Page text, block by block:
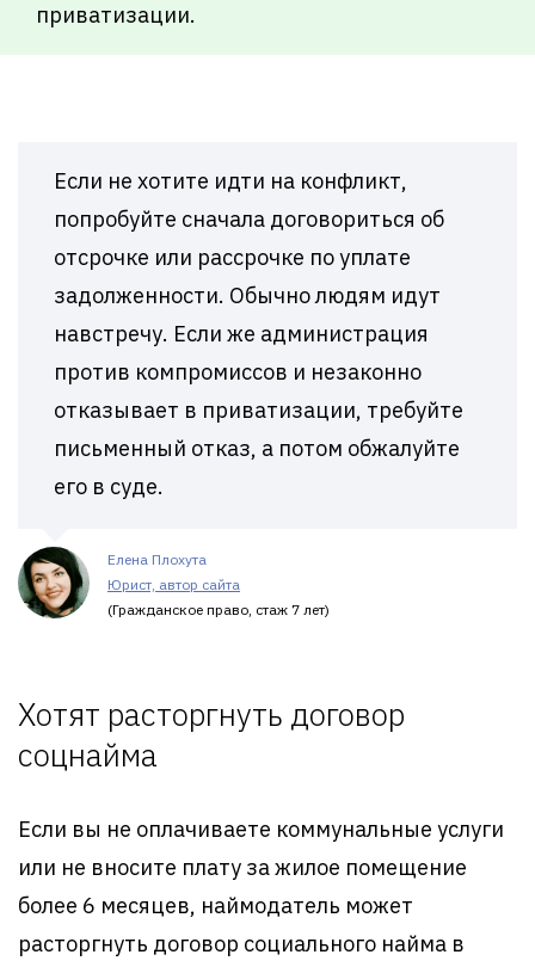
приватизации.
Если не хотите идти на конфликт,
попробуйте сначала договориться об
отсрочке или рассрочке по уплате
задолженности. Обычно людям идут
навстречу. Если же администрация
против компромиссов и незаконно
отказывает в приватизации, требуйте
письменный отказ, а потом обжалуйте
его в суде.
Елена Плохута
Юрист, автор сайта
(Гражданское право, стаж 7 лет)
Хотят расторгнуть договор
соцнайма
Если вы не оплачиваете коммунальные услуги
или не вносите плату за жилое помещение
более 6 месяцев, наймодатель может
расторгнуть договор социального найма в